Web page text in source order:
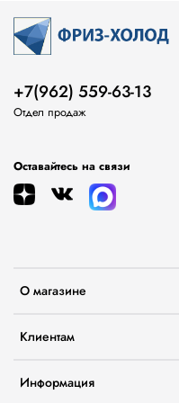
О магазине
Клиентам
Информация
+7(962) 559-63-13
Отдел продаж
Оставайтесь на связи